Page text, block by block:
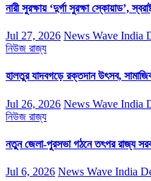
নারী সুরক্ষায় ‘দুর্গা সুরক্ষা স্কোয়াড’,
Jul 27, 2026 News Wave India
নিউজ রাজ্য
হালতুর যাদবগড়ে রক্তদান উৎসব,
Jul 26, 2026 News Wave India
নিউজ রাজ্য
নতুন জেলা-পুরসভা গঠনে তৎপর রাজ্য
Jul 6, 2026 News Wave India